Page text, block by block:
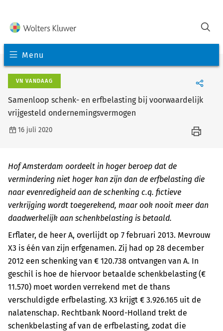
Menu
VN VANDAAG
Samenloop schenk- en erfbelasting bij voorwaardelijk
vrijgesteld ondernemingsvermogen
16 juli 2020
Hof Amsterdam oordeelt in hoger beroep dat de
vermindering niet hoger kan zijn dan de erfbelasting die
naar evenredigheid aan de schenking c.q. fictieve
verkrijging wordt toegerekend, maar ook nooit meer dan
daadwerkelijk aan schenkbelasting is betaald.
Erflater, de heer A, overlijdt op 7 februari 2013. Mevrouw
X3 is één van zijn erfgenamen. Zij had op 28 december
2012 een schenking van € 120.738 ontvangen van A. In
geschil is hoe de hiervoor betaalde schenkbelasting (€
11.570) moet worden verrekend met de thans
verschuldigde erfbelasting. X3 krijgt € 3.926.165 uit de
nalatenschap. Rechtbank Noord-Holland trekt de
schenkbelasting af van de erfbelasting, zodat die